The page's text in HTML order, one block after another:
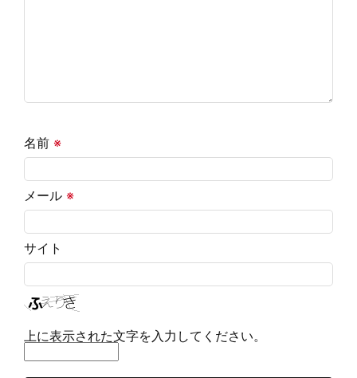
名前 ※
メール ※
サイト
上に表示された文字を入力してください。